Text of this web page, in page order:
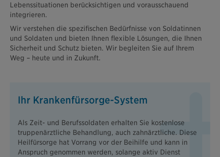
Lebenssituationen berücksichtigen und vorausschauend
integrieren.
Wir verstehen die spezifischen Bedürfnisse von Soldatinnen
und Soldaten und bieten Ihnen flexible Lösungen, die Ihnen
Sicherheit und Schutz bieten. Wir begleiten Sie auf Ihrem
Weg – heute und in Zukunft.
Ihr Krankenfürsorge-System
Als Zeit- und Berufssoldaten erhalten Sie kostenlose
truppenärztliche Behandlung, auch zahnärztliche. Diese
Heilfürsorge hat Vorrang vor der Beihilfe und kann in
Anspruch genommen werden, solange aktiv Dienst